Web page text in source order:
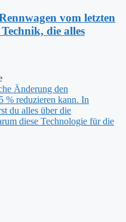
vom letzten
die alles